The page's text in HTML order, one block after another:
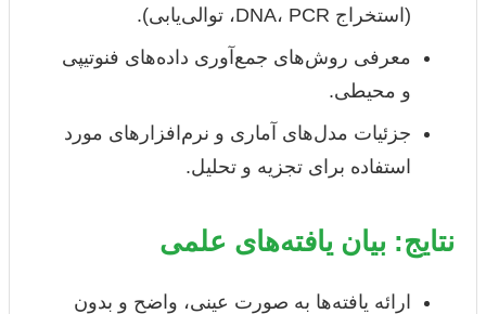
(استخراج DNA، PCR، توالی‌یابی).
معرفی روش‌های جمع‌آوری داده‌های فنوتیپی
و محیطی.
جزئیات مدل‌های آماری و نرم‌افزارهای مورد
استفاده برای تجزیه و تحلیل.
نتایج: بیان یافته‌های علمی
ارائه یافته‌ها به صورت عینی، واضح و بدون